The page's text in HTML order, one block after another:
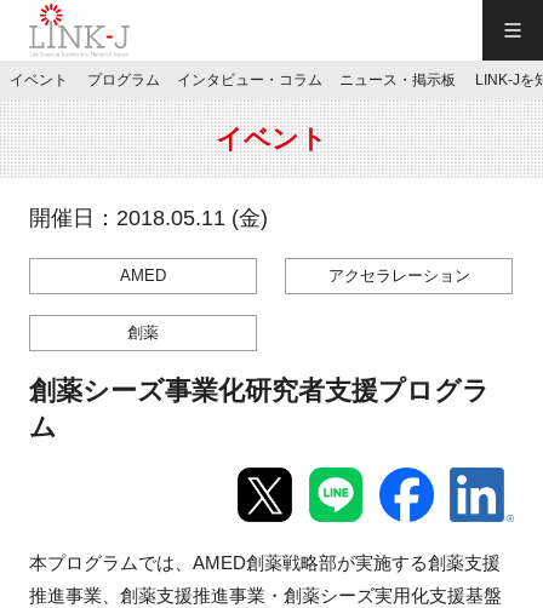
JP／EN
特別会員専用メニュー
お問い合わせ
新規登録
イベント プログラム インタビュー・コラム ニュース・掲示板 LINK-Jを
イベント
開催日：2018.05.11 (金)
AMED アクセラレーション
創薬
創薬シーズ事業化研究者支援プログラ
ム
本プログラムでは、AMED創薬戦略部が実施する創薬支援
推進事業、創薬支援推進事業・創薬シーズ実用化支援基盤